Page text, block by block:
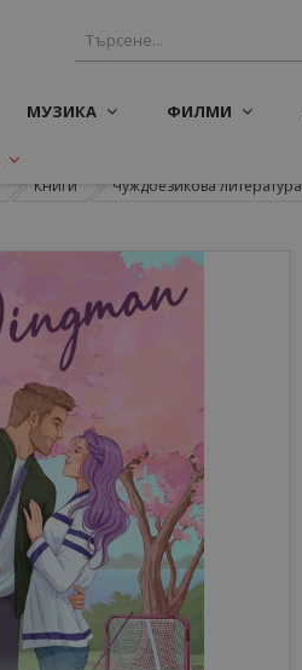
МУЗИКА ФИЛМИ
Книги Чуждоезикова литература